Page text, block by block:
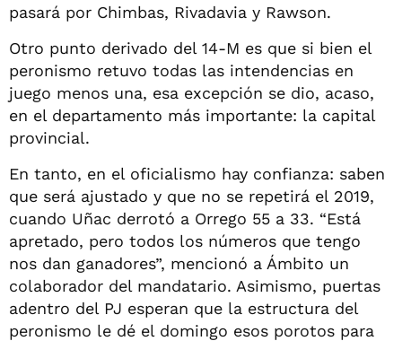
pasará por Chimbas, Rivadavia y Rawson.
Otro punto derivado del 14-M es que si bien el
peronismo retuvo todas las intendencias en
juego menos una, esa excepción se dio, acaso,
en el departamento más importante: la capital
provincial.
En tanto, en el oficialismo hay confianza: saben
que será ajustado y que no se repetirá el 2019,
cuando Uñac derrotó a Orrego 55 a 33. “Está
apretado, pero todos los números que tengo
nos dan ganadores”, mencionó a Ámbito un
colaborador del mandatario. Asimismo, puertas
adentro del PJ esperan que la estructura del
peronismo le dé el domingo esos porotos para